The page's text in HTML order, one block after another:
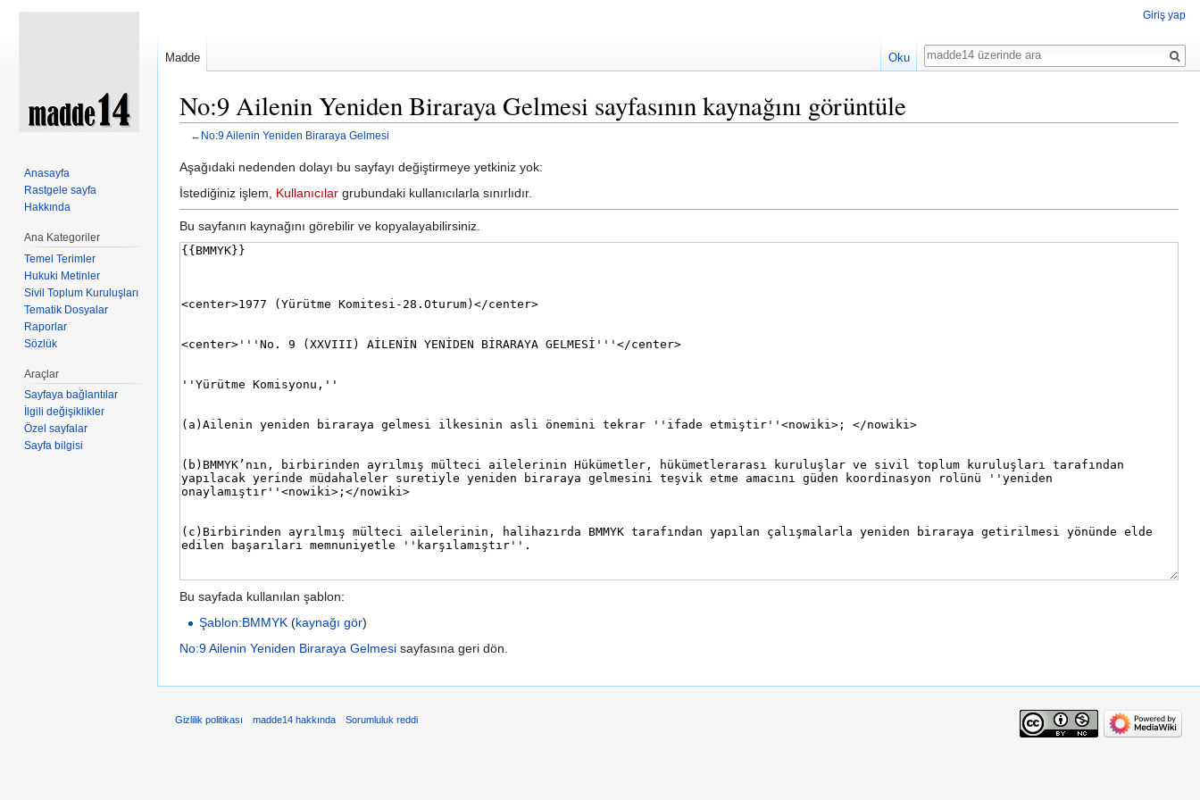
No:9 Ailenin Yeniden Biraraya Gelmesi sayfasının kaynağını görüntüle
← No:9 Ailenin Yeniden Biraraya Gelmesi
Aşağıdaki nedenden dolayı bu sayfayı değiştirmeye yetkiniz yok:
İstediğiniz işlem, Kullanıcılar grubundaki kullanıcılarla sınırlıdır.
Bu sayfanın kaynağını görebilir ve kopyalayabilirsiniz.
Bu sayfada kullanılan şablon:
Şablon:BMMYK (kaynağı gör)
No:9 Ailenin Yeniden Biraraya Gelmesi sayfasına geri dön.
Giriş yap
Madde Oku
Ara
Anasayfa
Rastgele sayfa
Hakkında
Ana Kategoriler
Temel Terimler
Hukuki Metinler
Sivil Toplum Kuruluşları
Tematik Dosyalar
Raporlar
Sözlük
Araçlar
Sayfaya bağlantılar
İlgili değişiklikler
Özel sayfalar
Sayfa bilgisi
Gizlilik politikası madde14 hakkında Sorumluluk reddi